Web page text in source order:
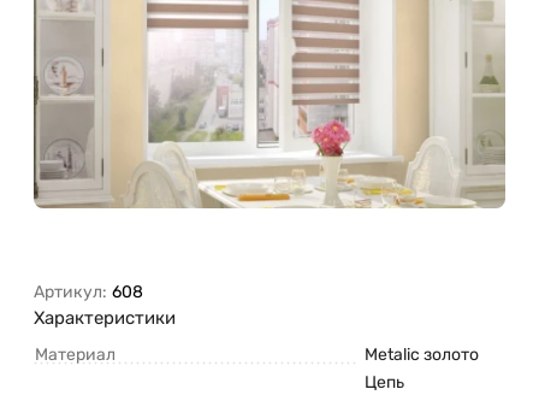
Артикул: 608
Характеристики
Материал Metalic золото
Цепь